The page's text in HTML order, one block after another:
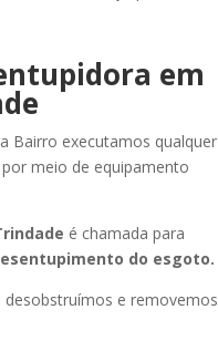
em
Bairro executamos qualquer
por meio de equipamento
é chamada para
do esgoto.
desobstruímos e removemos